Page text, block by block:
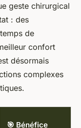
geste chirurgical
: des
de
confort
désormais
complexes
🎯 Bénéfice